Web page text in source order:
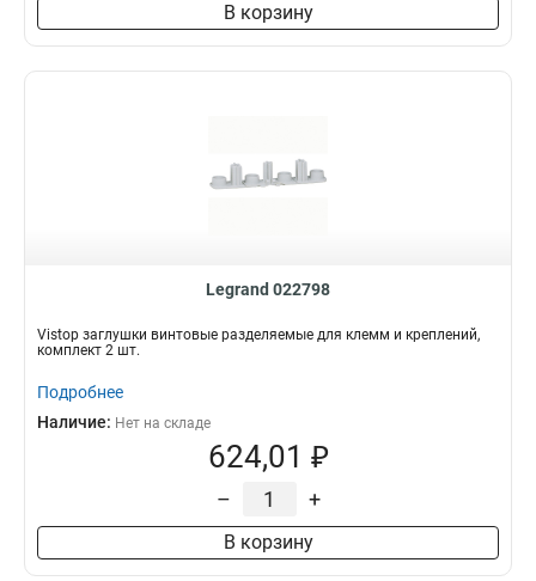
В корзину
Legrand 022798
Vistop заглушки винтовые разделяемые для клемм и креплений,
комплект 2 шт.
Подробнее
Наличие: Нет на складе
624,01 ₽
– +
В корзину